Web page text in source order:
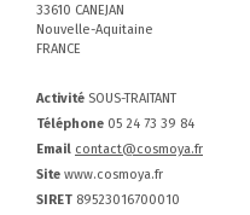
33610 CANEJAN
Nouvelle-Aquitaine
FRANCE
Activité SOUS-TRAITANT
Téléphone 05 24 73 39 84
Email contact@cosmoya.fr
Site www.cosmoya.fr
SIRET 89523016700010